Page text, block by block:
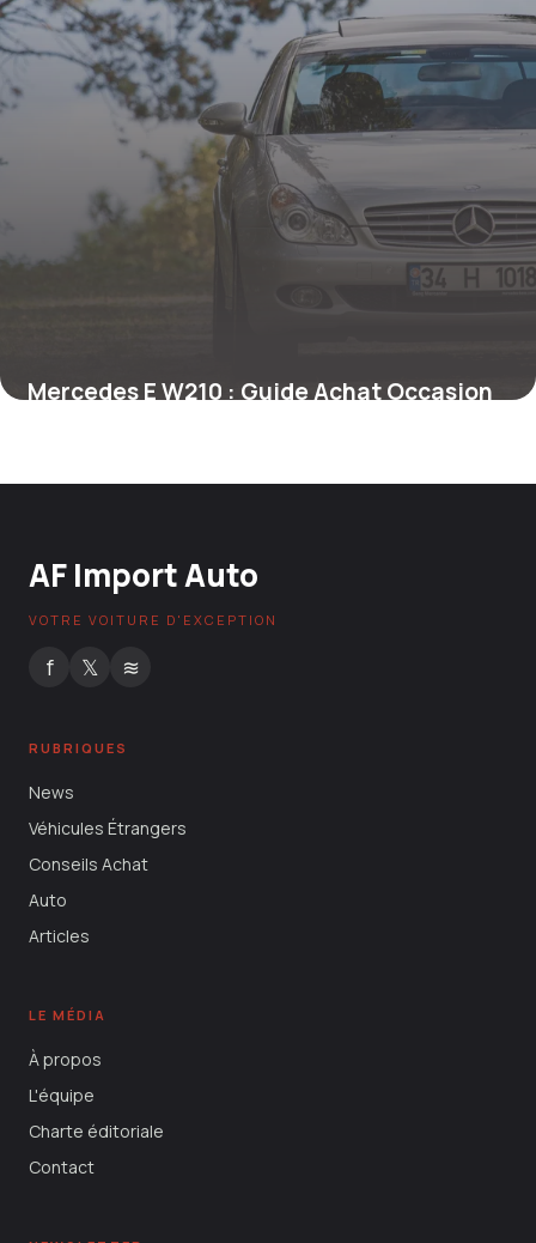
Mercedes E W210 : Guide Achat Occasion
AF Import Auto
VOTRE VOITURE D'EXCEPTION
f 𝕏 ≋
RUBRIQUES
News
Véhicules Étrangers
Conseils Achat
Auto
Articles
LE MÉDIA
À propos
L'équipe
Charte éditoriale
Contact